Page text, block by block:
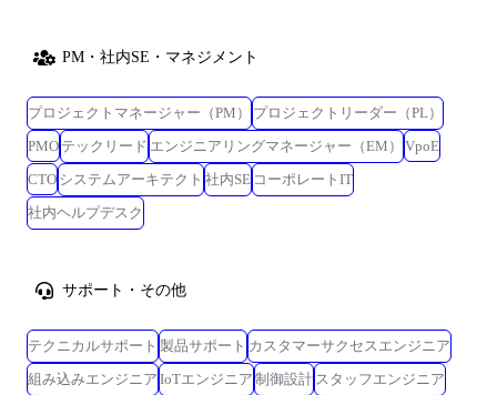
PM・社内SE・マネジメント
プロジェクトマネージャー（PM）
プロジェクトリーダー（PL）
PMO テックリード エンジニアリングマネージャー（EM）
VpoE
CTO システムアーキテクト 社内SE コーポレートIT
社内ヘルプデスク
サポート・その他
テクニカルサポート 製品サポート カスタマーサクセスエンジニア
組み込みエンジニア IoTエンジニア 制御設計 スタッフエンジニア